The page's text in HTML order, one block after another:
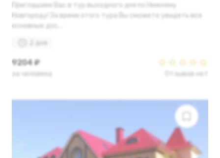
Приглашаем Вас в тур выходного дня по Нижнему
Новгороду! За время этого тура Вы сможете увидеть все
основные дос...
2 дня
9204 ₽
за человека Отзывов нет